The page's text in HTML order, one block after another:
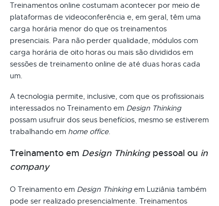
Treinamentos online costumam acontecer por meio de
plataformas de videoconferência e, em geral, têm uma
carga horária menor do que os treinamentos
presenciais. Para não perder qualidade, módulos com
carga horária de oito horas ou mais são divididos em
sessões de treinamento online de até duas horas cada
um.
A tecnologia permite, inclusive, com que os profissionais
interessados no Treinamento em Design Thinking
possam usufruir dos seus benefícios, mesmo se estiverem
trabalhando em home office.
Treinamento em Design Thinkingpessoal ou in
company
O Treinamento em Design Thinking em Luziânia também
pode ser realizado presencialmente. Treinamentos